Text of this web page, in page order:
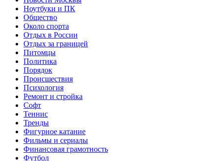
Ноутбуки и ПК
Общество
Около спорта
Отдых в России
Отдых за границей
Питомцы
Политика
Порядок
Происшествия
Психология
Ремонт и стройка
Софт
Теннис
Тренды
Фигурное катание
Фильмы и сериалы
Финансовая грамотность
Футбол